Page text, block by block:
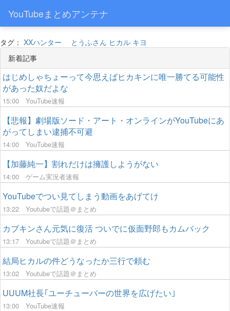
YouTubeまとめアンテナ
タグ： XXハンター とうふさん ヒカル キヨ
新着記事
はじめしゃちょーって今思えばヒカキンに唯一勝てる可能性
があった奴だよな
15:00 YouTube速報
【悲報】劇場版ソード・アート・オンラインがYouTubeにあ
がってしまい逮捕不可避
14:00 YouTube速報
【加藤純一】割れだけは擁護しようがない
14:00 ゲーム実況者速報
YouTubeでつい見てしまう動画をあげてけ
13:22 Youtubeで話題＠まとめ
カブキンさん元気に復活 ついでに仮面野郎もカムバック
13:17 Youtubeで話題＠まとめ
結局ヒカルの件どうなったか三行で頼む
13:02 Youtubeで話題＠まとめ
UUUM社長｢ユーチューバーの世界を広げたい｣
13:00 YouTube速報